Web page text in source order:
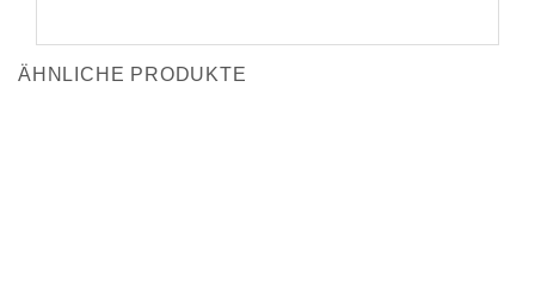
ÄHNLICHE PRODUKTE